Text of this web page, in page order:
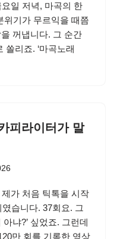
일 저녁, 마곡의 한
위기가 무르익을 때쯤
을 꺼냅니다. 그 순간
쏠리죠. ‘마곡노래
피라이터가 말
가 처음 틱톡을 시작
습니다. 37회요. 그
냐?’ 싶었죠. 그런데
만 회를 기록한 영상